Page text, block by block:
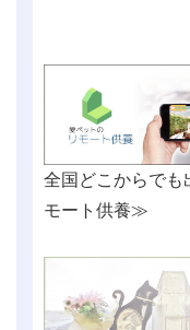
全国どこからで
モート供養≫